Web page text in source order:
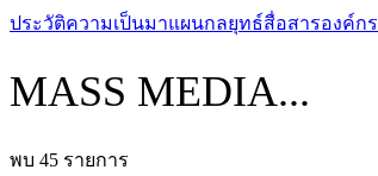
ประวัติความเป็นมาแผนกลยุทธ์สื่อสารองค์กร
MASS MEDIA...
พบ 45 รายการ